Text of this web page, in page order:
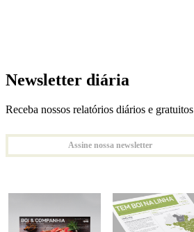
Newsletter diária
Receba nossos relatórios diários e gratuitos
Assine nossa newsletter